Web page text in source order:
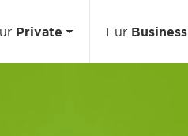
Private Für Business